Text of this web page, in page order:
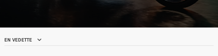
EN VEDETTE